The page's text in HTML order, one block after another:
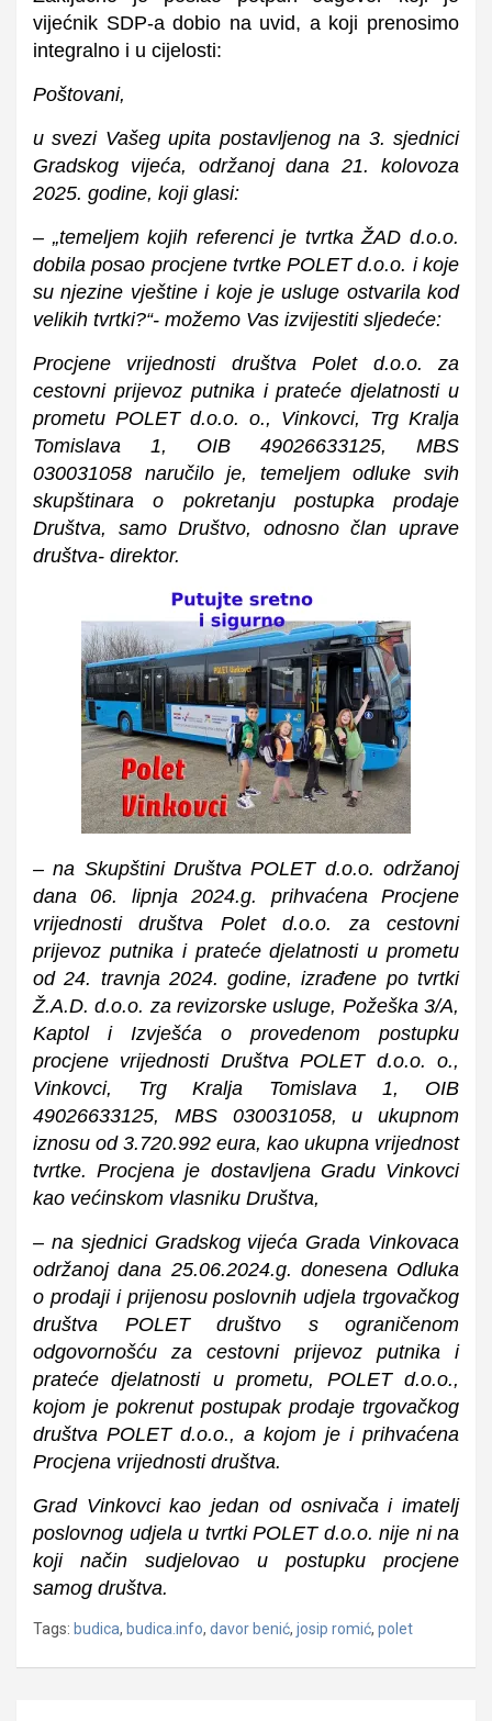
vijećnik SDP-a dobio na uvid, a koji prenosimo
integralno i u cijelosti:
Poštovani,
u svezi Vašeg upita postavljenog na 3. sjednici
Gradskog vijeća, održanoj dana 21. kolovoza
2025. godine, koji glasi:
– „temeljem kojih referenci je tvrtka ŽAD d.o.o.
dobila posao procjene tvrtke POLET d.o.o. i koje
su njezine vještine i koje je usluge ostvarila kod
velikih tvrtki?“- možemo Vas izvijestiti sljedeće:
Procjene vrijednosti društva Polet d.o.o. za
cestovni prijevoz putnika i prateće djelatnosti u
prometu POLET d.o.o. o., Vinkovci, Trg Kralja
Tomislava 1, OIB 49026633125, MBS
030031058 naručilo je, temeljem odluke svih
skupštinara o pokretanju postupka prodaje
Društva, samo Društvo, odnosno član uprave
društva- direktor.
– na Skupštini Društva POLET d.o.o. održanoj
dana 06. lipnja 2024.g. prihvaćena Procjene
vrijednosti društva Polet d.o.o. za cestovni
prijevoz putnika i prateće djelatnosti u prometu
od 24. travnja 2024. godine, izrađene po tvrtki
Ž.A.D. d.o.o. za revizorske usluge, Požeška 3/A,
Kaptol i Izvješća o provedenom postupku
procjene vrijednosti Društva POLET d.o.o. o.,
Vinkovci, Trg Kralja Tomislava 1, OIB
49026633125, MBS 030031058, u ukupnom
iznosu od 3.720.992 eura, kao ukupna vrijednost
tvrtke. Procjena je dostavljena Gradu Vinkovci
kao većinskom vlasniku Društva,
– na sjednici Gradskog vijeća Grada Vinkovaca
održanoj dana 25.06.2024.g. donesena Odluka
o prodaji i prijenosu poslovnih udjela trgovačkog
društva POLET društvo s ograničenom
odgovornošću za cestovni prijevoz putnika i
prateće djelatnosti u prometu, POLET d.o.o.,
kojom je pokrenut postupak prodaje trgovačkog
društva POLET d.o.o., a kojom je i prihvaćena
Procjena vrijednosti društva.
Grad Vinkovci kao jedan od osnivača i imatelj
poslovnog udjela u tvrtki POLET d.o.o. nije ni na
koji način sudjelovao u postupku procjene
samog društva.
Tags: budica, budica.info, davor benić, josip romić, polet